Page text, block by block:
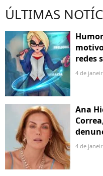
ÚLTIMAS
redes
4 de
Ana
4 de